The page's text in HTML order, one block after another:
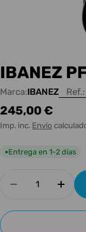
IBANEZ
Marca:IBANEZ Ref.:
Precio
habitual
245,00 €
Imp. inc. Envío
●Entrega en 1-2 días
Disminuir